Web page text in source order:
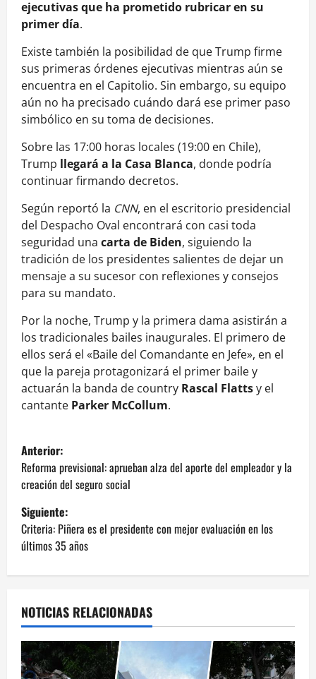
ejecutivas que ha prometido rubricar en su
primer día.
Existe también la posibilidad de que Trump firme
sus primeras órdenes ejecutivas mientras aún se
encuentra en el Capitolio. Sin embargo, su equipo
aún no ha precisado cuándo dará ese primer paso
simbólico en su toma de decisiones.
Sobre las 17:00 horas locales (19:00 en Chile),
Trump llegará a la Casa Blanca, donde podría
continuar firmando decretos.
Según reportó la CNN, en el escritorio presidencial
del Despacho Oval encontrará con casi toda
seguridad una carta de Biden, siguiendo la
tradición de los presidentes salientes de dejar un
mensaje a su sucesor con reflexiones y consejos
para su mandato.
Por la noche, Trump y la primera dama asistirán a
los tradicionales bailes inaugurales. El primero de
ellos será el «Baile del Comandante en Jefe», en el
que la pareja protagonizará el primer baile y
actuarán la banda de country Rascal Flattsy el
cantante Parker McCollum.
N
a
v
e
c
i
Anterior:
Reforma previsional: aprueban alza del aporte del empleador y la
creación del seguro social
Siguiente:
Criteria: Piñera es el presidente con mejor evaluación en los
últimos 35 años
NOTICIAS RELACIONADAS